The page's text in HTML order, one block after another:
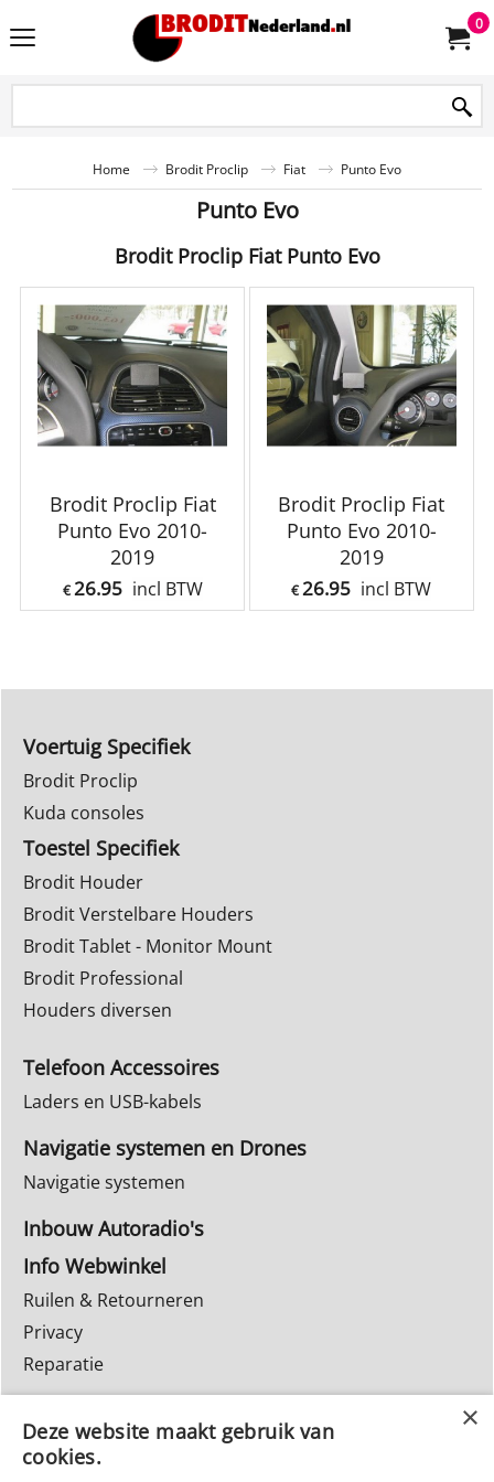
0
Home Brodit Proclip Fiat Punto Evo
Punto Evo
Brodit Proclip Fiat Punto Evo
Brodit Proclip Fiat
Punto Evo 2010-
2019
€ 26.95 incl BTW
Brodit Proclip Fiat
Punto Evo 2010-
2019
€ 26.95 incl BTW
Voertuig Specifiek
Brodit Proclip
Kuda consoles
Toestel Specifiek
Brodit Houder
Brodit Verstelbare Houders
Brodit Tablet - Monitor Mount
Brodit Professional
Houders diversen
Telefoon Accessoires
Laders en USB-kabels
Navigatie systemen en Drones
Navigatie systemen
Inbouw Autoradio's
Info Webwinkel
Ruilen & Retourneren
Privacy
Reparatie
Deze website maakt gebruik van
cookies.